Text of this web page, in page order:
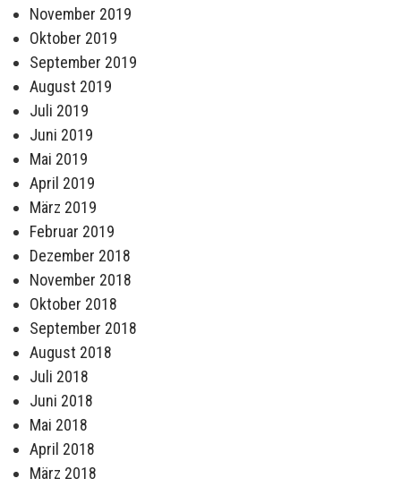
November 2019
Oktober 2019
September 2019
August 2019
Juli 2019
Juni 2019
Mai 2019
April 2019
März 2019
Februar 2019
Dezember 2018
November 2018
Oktober 2018
September 2018
August 2018
Juli 2018
Juni 2018
Mai 2018
April 2018
März 2018